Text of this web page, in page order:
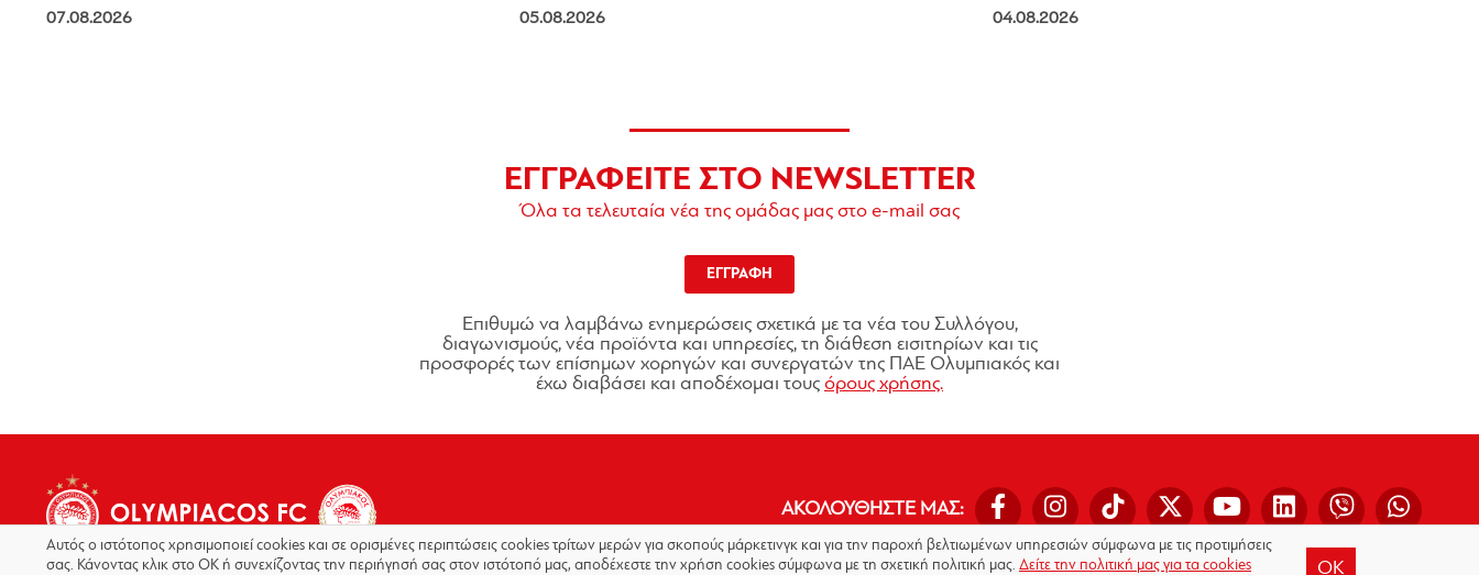
07.08.2026 05.08.2026 04.08.2026
ΕΓΓΡΑΦΕΙΤΕ ΣΤΟ NEWSLETTER
Όλα τα τελευταία νέα της ομάδας μας στο e-mail σας
ΕΓΓΡΑΦΗ
Επιθυμώ να λαμβάνω ενημερώσεις σχετικά με τα νέα του Συλλόγου,
διαγωνισμούς, νέα προϊόντα και υπηρεσίες, τη διάθεση εισιτηρίων και τις
προσφορές των επίσημων χορηγών και συνεργατών της ΠΑΕ Ολυμπιακός και
έχω διαβάσει και αποδέχομαι τους όρους χρήσης.
ΑΚΟΛΟΥΘΗΣΤΕ ΜΑΣ:
Αυτός ο ιστότοπος χρησιμοποιεί cookies και σε ορισμένες περιπτώσεις cookies τρίτων μερών για σκοπούς μάρκετινγκ και για την παροχή βελτιωμένων υπηρεσιών σύμφωνα με τις προτιμήσεις
σας. Κάνοντας κλικ στο OK ή συνεχίζοντας την περιήγησή σας στον ιστότοπό μας, αποδέχεστε την χρήση cookies σύμφωνα με τη σχετική πολιτική μας. Δείτε την πολιτική μας για τα cookies OK